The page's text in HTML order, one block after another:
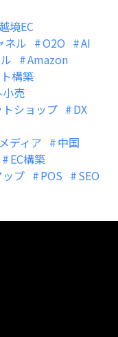
境EC
ネル O2O
AI
Amazon
構築
売
トショップ
DX
ディア
中国
EC構築
プ POS
SEO